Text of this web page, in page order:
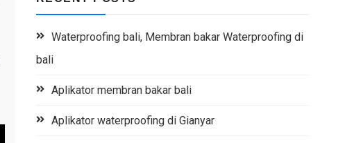
Waterproofing bali, Membran bakar Waterproofing di
bali
Aplikator membran bakar bali
Aplikator waterproofing di Gianyar